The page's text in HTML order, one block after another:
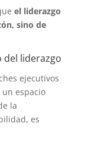
el liderazgo
sino de
del liderazgo
ejecutivos
espacio
la
es